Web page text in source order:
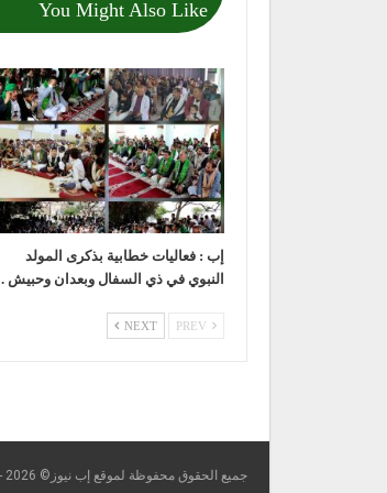
You Might Also Like
إب : فعاليات خطابية بذكرى المولد
النبوي في ذي السفال وبعدان وحبيش .
NEXT
جميع الحقوق محفوظة لموقع إب نيوز© https://www.ibb-news.com - 2026